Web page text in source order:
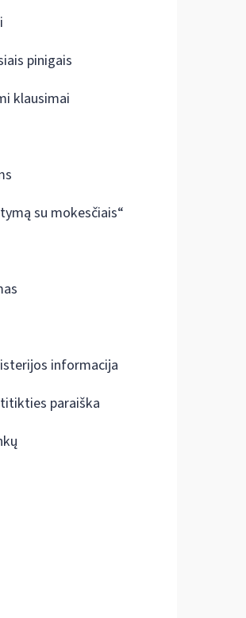
pinigais
klausimai
su mokesčiais“
informacija
paraiška